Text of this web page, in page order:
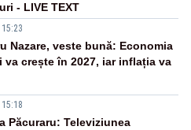
- LIVE TEXT
Nazare, veste bună: Economia
va crește în 2027, iar inflația va
Păcuraru: Televiziunea